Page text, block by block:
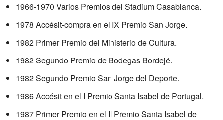
1966-1970 Varios Premios del Stadium Casablanca.
1978 Accésit-compra en el IX Premio San Jorge.
1982 Primer Premio del Ministerio de Cultura.
1982 Segundo Premio de Bodegas Bordejé.
1982 Segundo Premio San Jorge del Deporte.
1986 Accésit en el I Premio Santa Isabel de Portugal.
1987 Primer Premio en el II Premio Santa Isabel de